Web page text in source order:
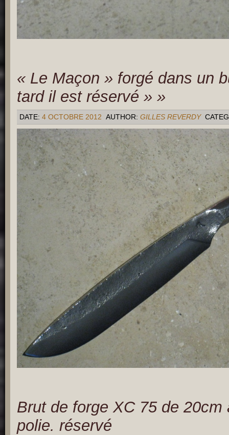
« Le Maçon » forgé dans un
tard il est réservé » »
DATE: 4 OCTOBRE 2012 AUTHOR: GILLES REVERDY
Brut de forge XC 75 de 20cm
polie. réservé